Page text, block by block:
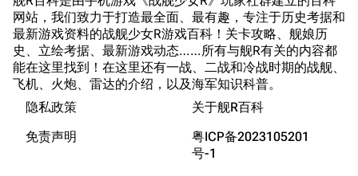
战舰计划1900-
1950
美国海军历史手册
平贺让数字档案馆
大英帝国战争博物
链入页面
相关更改
可打印版
固定链接
台词
原型简介
游戏相关
帝骑姐
“卧底”
台词解析
网站，我们致力于打造最全面、最有趣，专注于历史考据和
最新游戏资料的战舰少女R游戏百科！关卡攻略、舰娘历
史、立绘考据、最新游戏动态……所有与舰R有关的内容都
能在这里找到！在这里还有一战、二战和冷战时期的战舰、
飞机、火炮、雷达的介绍，以及海军知识科普。
隐私政策
关于舰R百科
免责声明
粤ICP备2023105201
号-1